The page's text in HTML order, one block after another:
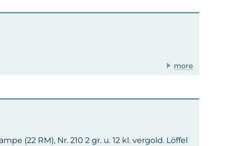
more
(22 RM), Nr. 210 2 gr. u. 12 kl. vergold. Löffel